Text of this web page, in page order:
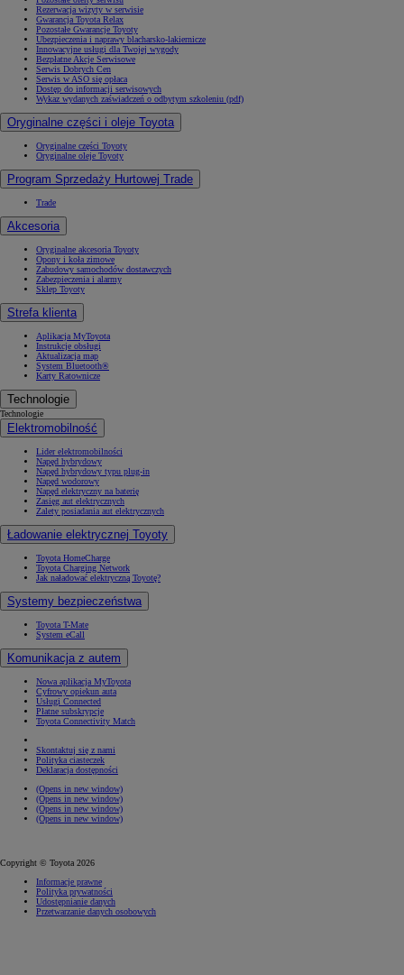
Rezerwacja wizyty w serwisie
Gwarancja Toyota Relax
Pozostałe Gwarancje Toyoty
Ubezpieczenia i naprawy blacharsko-lakiernicze
Innowacyjne usługi dla Twojej wygody
Bezpłatne Akcje Serwisowe
Serwis Dobrych Cen
Serwis w ASO się opłaca
Dostęp do informacji serwisowych
Wykaz wydanych zaświadczeń o odbytym szkoleniu (pdf)
Oryginalne części i oleje Toyota
Oryginalne części Toyoty
Oryginalne oleje Toyoty
Program Sprzedaży Hurtowej Trade
Trade
Akcesoria
Oryginalne akcesoria Toyoty
Opony i koła zimowe
Zabudowy samochodów dostawczych
Zabezpieczenia i alarmy
Sklep Toyoty
Strefa klienta
Aplikacja MyToyota
Instrukcje obsługi
Aktualizacja map
System Bluetooth®
Karty Ratownicze
Technologie
Technologie
Elektromobilność
Lider elektromobilności
Napęd hybrydowy
Napęd hybrydowy typu plug-in
Napęd wodorowy
Napęd elektryczny na baterię
Zasięg aut elektrycznych
Zalety posiadania aut elektrycznych
Ładowanie elektrycznej Toyoty
Toyota HomeCharge
Toyota Charging Network
Jak naładować elektryczną Toyotę?
Systemy bezpieczeństwa
Toyota T-Mate
System eCall
Komunikacja z autem
Nowa aplikacja MyToyota
Cyfrowy opiekun auta
Usługi Connected
Płatne subskrypcje
Toyota Connectivity Match
Skontaktuj się z nami
Polityka ciasteczek
Deklaracja dostępności
(Opens in new window)
(Opens in new window)
(Opens in new window)
(Opens in new window)
Copyright © Toyota 2026
Informacje prawne
Polityka prywatności
Udostępnianie danych
Przetwarzanie danych osobowych